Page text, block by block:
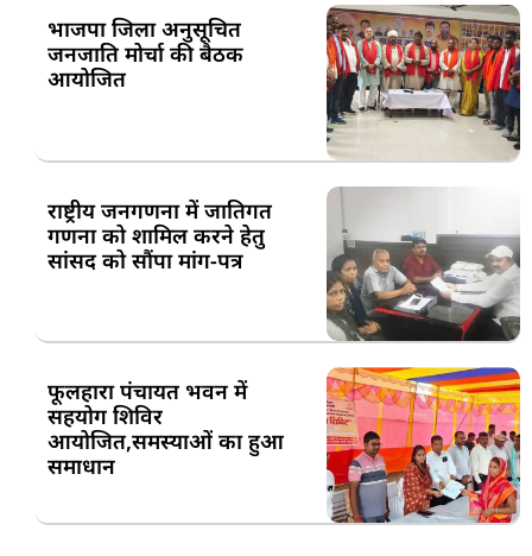
भाजपा जिला अनुसूचित
जनजाति मोर्चा की बैठक
आयोजित
राष्ट्रीय जनगणना में जातिगत
गणना को शामिल करने हेतु
सांसद को सौंपा मांग-पत्र
फूलहारा पंचायत भवन में
सहयोग शिविर
आयोजित,समस्याओं का हुआ
समाधान